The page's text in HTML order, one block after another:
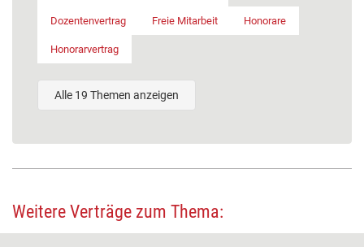
Dozentenvertrag Freie Mitarbeit Honorare
Honorarvertrag
Alle 19 Themen anzeigen
Weitere Verträge zum Thema: